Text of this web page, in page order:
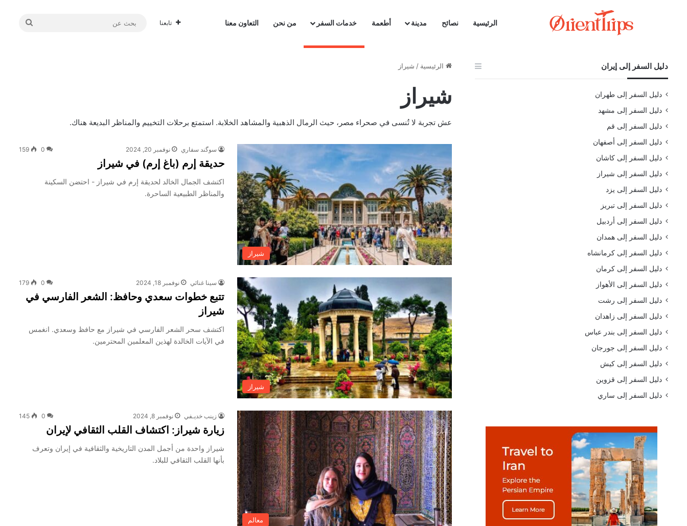
الرئيسية نصائح مدينة أطعمة خدمات السفر من نحن التعاون معنا تابعنا
بحث
الرئيسية / شيراز
شيراز
عش تجربة لا تُنسى في صحراء مصر، حيث الرمال الذهبية والمشاهد الخلابة. استمتع برحلات التخييم والمناظر البديعة هناك.
شيراز
سوگند سفاري نوفمبر 20, 2024 0
159
حديقة إرم (باغ إرم) في شيراز
اكتشف الجمال الخالد لحديقة إرم في شيراز - احتضن السكينة
والمناظر الطبيعية الساحرة.
شيراز
سينا غنائي نوفمبر 18, 2024 0
179
تتبع خطوات سعدي وحافظ: الشعر الفارسي في
شيراز
اكتشف سحر الشعر الفارسي في شيراز مع حافظ وسعدي. انغمس
في الآيات الخالدة لهذين المعلمين المحترمين.
معالم
زينب خديـفي نوفمبر 8, 2024 0
145
زيارة شيراز: اكتشاف القلب الثقافي لإيران
شيراز واحدة من أجمل المدن التاريخية والثقافية في إيران وتعرف
بأنها القلب الثقافي للبلاد.
دليل السفر إلى إيران
دليل السفر إلى طهران
دليل السفر إلى مشهد
دليل السفر إلى قم
دليل السفر إلى أصفهان
دليل السفر إلى كاشان
دليل السفر إلى شيراز
دليل السفر إلى يزد
دليل السفر إلى تبريز
دليل السفر إلى أردبيل
دليل السفر إلى همدان
دليل السفر إلى كرمانشاه
دليل السفر إلى كرمان
دليل السفر إلى الأهواز
دليل السفر إلى رشت
دليل السفر إلى زاهدان
دليل السفر إلى بندر عباس
دليل السفر إلى جورجان
دليل السفر إلى كيش
دليل السفر إلى قزوين
دليل السفر إلى ساري